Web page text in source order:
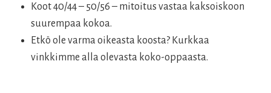
Koot 40/44 – 50/56 – mitoitus vastaa kaksoiskoon
suurempaa kokoa.
Etkö ole varma oikeasta koosta? Kurkkaa
vinkkimme alla olevasta koko-oppaasta.